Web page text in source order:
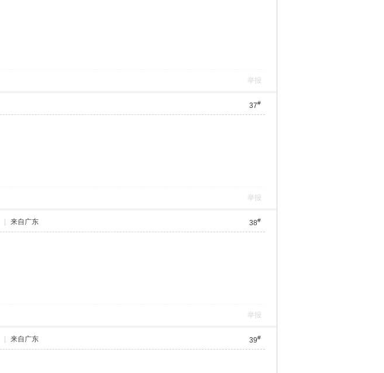
举报
37#
举报
38#
来自广东
举报
39#
来自广东